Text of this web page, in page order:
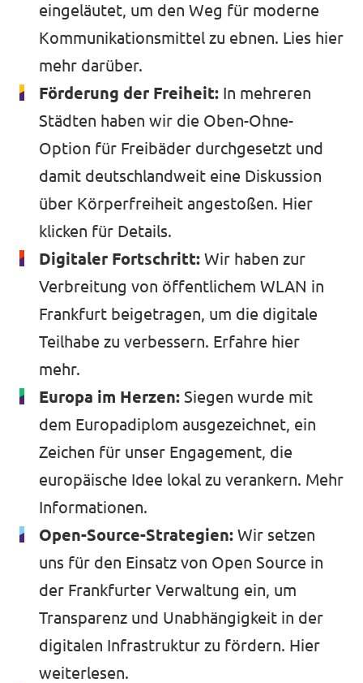
eingeläutet, um den Weg für moderne
Kommunikationsmittel zu ebnen. Lies hier
mehr darüber.
Förderung der Freiheit: In mehreren
Städten haben wir die Oben-Ohne-
Option für Freibäder durchgesetzt und
damit deutschlandweit eine Diskussion
über Körperfreiheit angestoßen. Hier
klicken für Details.
Digitaler Fortschritt: Wir haben zur
Verbreitung von öffentlichem WLAN in
Frankfurt beigetragen, um die digitale
Teilhabe zu verbessern. Erfahre hier
mehr.
Europa im Herzen: Siegen wurde mit
dem Europadiplom ausgezeichnet, ein
Zeichen für unser Engagement, die
europäische Idee lokal zu verankern. Mehr
Informationen.
Open-Source-Strategien: Wir setzen
uns für den Einsatz von Open Source in
der Frankfurter Verwaltung ein, um
Transparenz und Unabhängigkeit in der
digitalen Infrastruktur zu fördern. Hier
weiterlesen.